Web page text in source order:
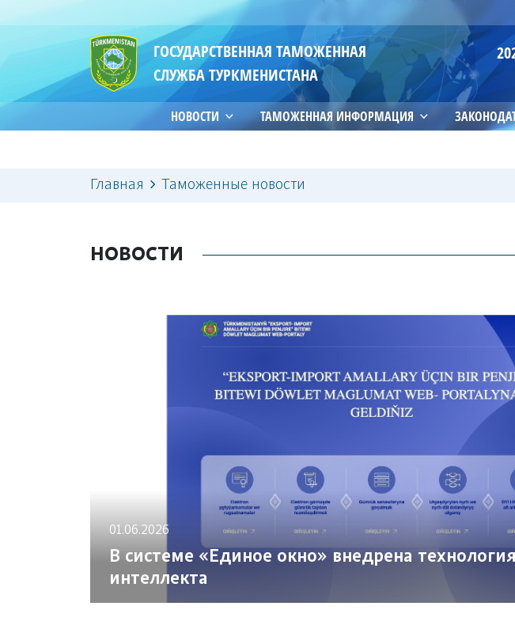
ГОСУДАРСТВЕННАЯ ТАМОЖЕННАЯ
СЛУЖБА ТУРКМЕНИСТАНА
НОВОСТИ ТАМОЖЕННАЯ ИНФОРМАЦИЯ
Главная Таможенные новости
НОВОСТИ
01.06.2026
В системе «Единое окно» внедрена
интеллекта